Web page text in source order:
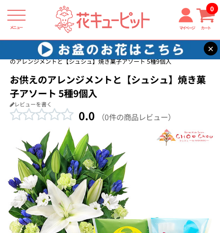
メニュー マイページ カート
0
×
花キューピット お供えセットギフト
【お供えセットギフト】お供え
のアレンジメントと【シュシュ】焼き菓子アソート 5種9個入
お供えのアレンジメントと【シュシュ】焼き菓
子アソート 5種9個入
レビューを書く
0.0 （0件の商品レビュー）